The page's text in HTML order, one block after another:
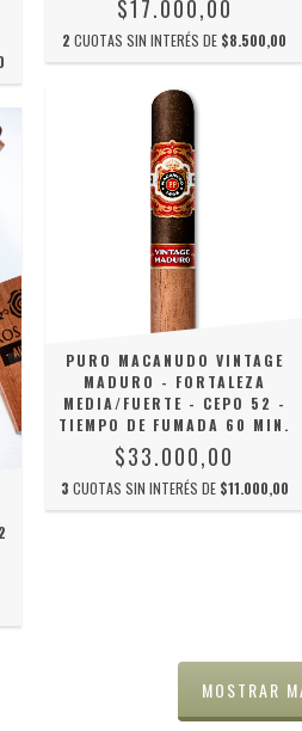
$17.000,00
2 CUOTAS SIN INTERÉS DE $8.500,00
PURO MACANUDO VINTAGE
MADURO - FORTALEZA
MEDIA/FUERTE - CEPO 52 -
TIEMPO DE FUMADA 60 MIN.
$33.000,00
3 CUOTAS SIN INTERÉS DE $11.000,00
MOSTRAR